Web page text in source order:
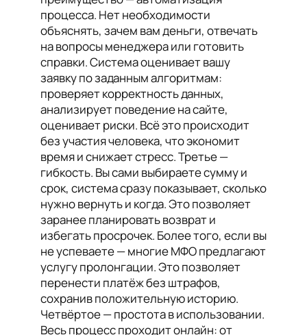
процесса. Нет необходимости
объяснять, зачем вам деньги, отвечать
на вопросы менеджера или готовить
справки. Система оценивает вашу
заявку по заданным алгоритмам:
проверяет корректность данных,
анализирует поведение на сайте,
оценивает риски. Всё это происходит
без участия человека, что экономит
время и снижает стресс. Третье —
гибкость. Вы сами выбираете сумму и
срок, система сразу показывает, сколько
нужно вернуть и когда. Это позволяет
заранее планировать возврат и
избегать просрочек. Более того, если вы
не успеваете — многие МФО предлагают
услугу пролонгации. Это позволяет
перенести платёж без штрафов,
сохранив положительную историю.
Четвёртое — простота в использовании.
Весь процесс проходит онлайн: от